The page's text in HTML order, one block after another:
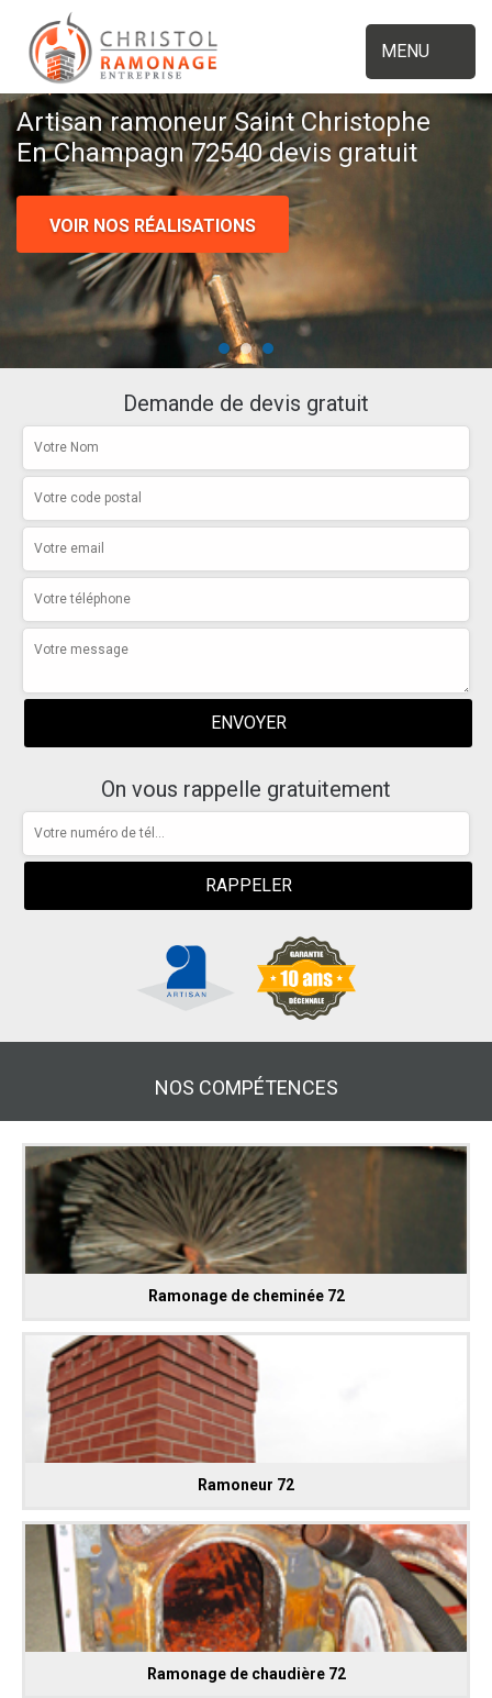
MENU
Artisan ramoneur Saint Christophe
En Champagn 72540 devis gratuit
VOIR NOS RÉALISATIONS
Demande de devis gratuit
On vous rappelle gratuitement
NOS COMPÉTENCES
Ramonage de cheminée 72
Ramoneur 72
Ramonage de chaudière 72